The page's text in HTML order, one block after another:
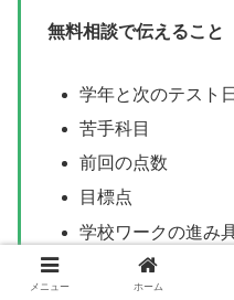
無料相談で伝えること
学年と次のテスト日
苦手科目
前回の点数
目標点
学校ワークの進み
提出物の残り
メニュー ホーム